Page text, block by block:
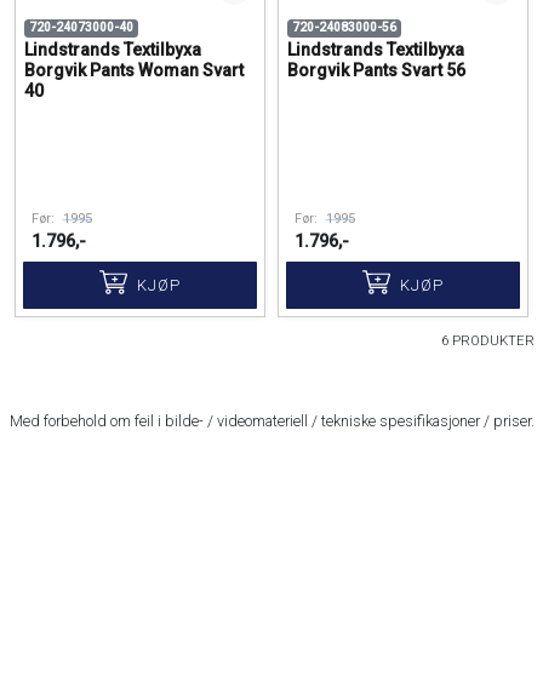
720-24073000-40
Lindstrands Textilbyxa
Borgvik Pants Woman Svart
40
Før: 1995
1.796,-
KJØP
720-24083000-56
Lindstrands Textilbyxa
Borgvik Pants Svart 56
Før: 1995
1.796,-
KJØP
6 PRODUKTER
Med forbehold om feil i bilde- / videomateriell / tekniske spesifikasjoner / priser.